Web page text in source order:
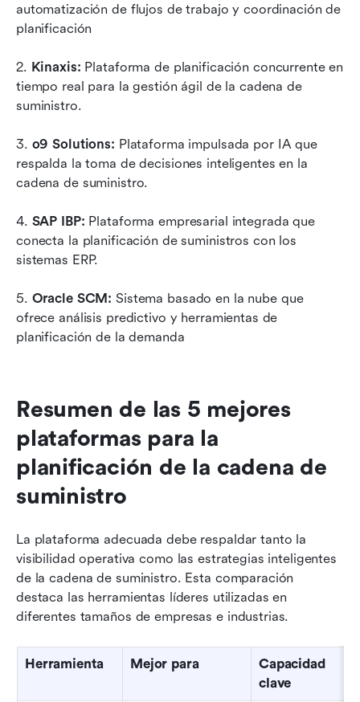
automatización de flujos de trabajo y coordinación de
planificación
2. Kinaxis: Plataforma de planificación concurrente en
tiempo real para la gestión ágil de la cadena de
suministro.
3. o9 Solutions: Plataforma impulsada por IA que
respalda la toma de decisiones inteligentes en la
cadena de suministro.
4. SAP IBP: Plataforma empresarial integrada que
conecta la planificación de suministros con los
sistemas ERP.
5. Oracle SCM: Sistema basado en la nube que
ofrece análisis predictivo y herramientas de
planificación de la demanda
Resumen de las 5 mejores
plataformas para la
planificación de la cadena de
suministro
La plataforma adecuada debe respaldar tanto la
visibilidad operativa como las estrategias inteligentes
de la cadena de suministro. Esta comparación
destaca las herramientas líderes utilizadas en
diferentes tamaños de empresas e industrias.
Herramienta Mejor para
Capacidad
clave